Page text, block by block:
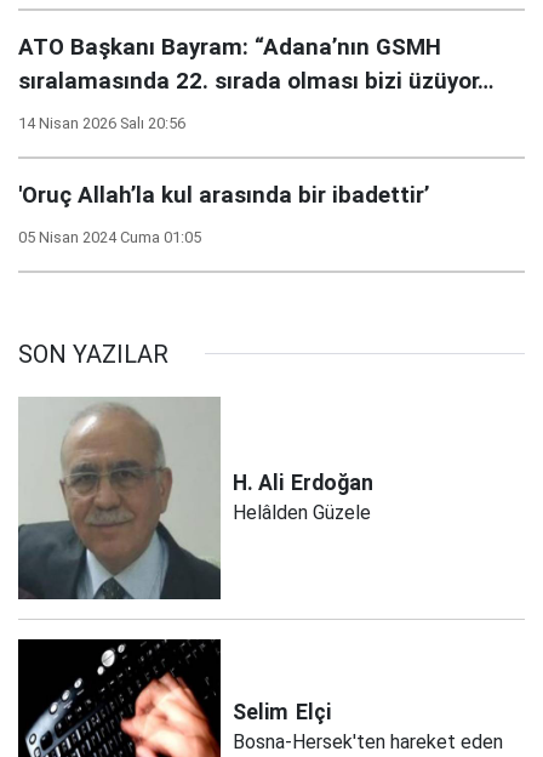
ATO Başkanı Bayram: “Adana’nın GSMH
sıralamasında 22. sırada olması bizi üzüyor…
14 Nisan 2026 Salı 20:56
'Oruç Allah’la kul arasında bir ibadettir’
05 Nisan 2024 Cuma 01:05
SON YAZILAR
H. Ali Erdoğan
Helâlden Güzele
Selim Elçi
Bosna-Hersek'ten hareket eden